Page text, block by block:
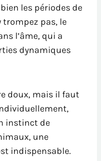
les périodes de
pas, le
l’âme, qui a
dynamiques
doux, mais il faut
instinct de
une
indispensable.